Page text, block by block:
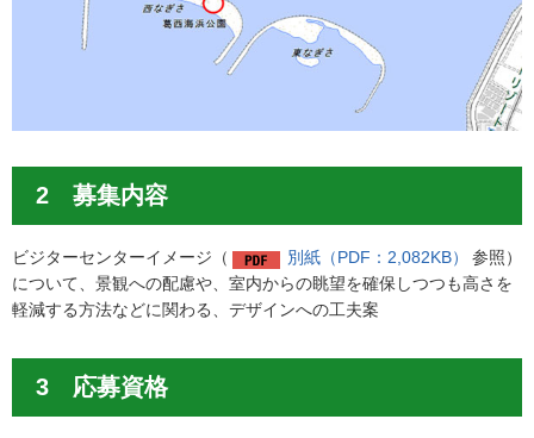
2 募集内容
ビジターセンターイメージ（ 別紙（PDF：2,082KB）
参照）
について、景観への配慮や、室内からの眺望を確保しつつも高さを
軽減する方法などに関わる、デザインへの工夫案
3 応募資格